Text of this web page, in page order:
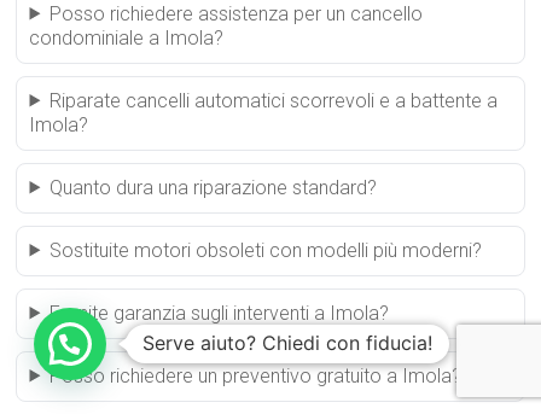
Posso richiedere assistenza per un cancello
condominiale a Imola?
Riparate cancelli automatici scorrevoli e a battente a
Imola?
Quanto dura una riparazione standard?
Sostituite motori obsoleti con modelli più moderni?
Fornite garanzia sugli interventi a Imola?
Posso richiedere un preventivo gratuito a Imola?
Serve aiuto? Chiedi con fiducia!